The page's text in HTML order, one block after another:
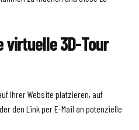
virtuelle 3D-Tour
Ihrer Website platzieren, auf
den Link per E-Mail an potenzielle